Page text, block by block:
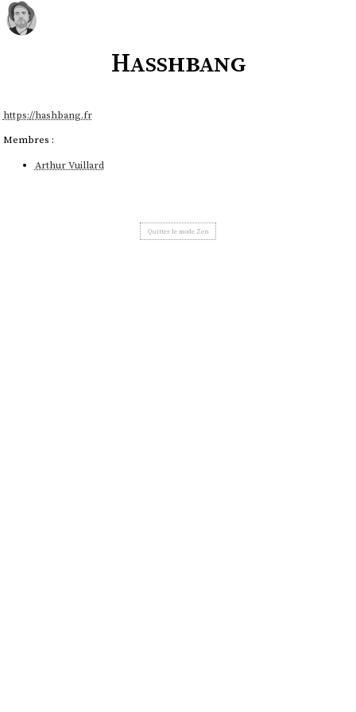
Hasshbang
https://hashbang.fr
Membres :
Arthur Vuillard
Quitter le mode Zen